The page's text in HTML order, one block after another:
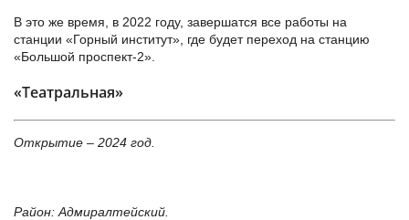
В это же время, в 2022 году, завершатся все работы на
станции «Горный институт», где будет переход на станцию
«Большой проспект-2».
«Театральная»
Открытие – 2024 год.
Район: Адмиралтейский.